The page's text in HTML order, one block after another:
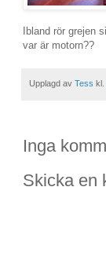
Ibland rör grejen
var är motorn??
Upplagd av Tess kl.
Inga
Skicka en